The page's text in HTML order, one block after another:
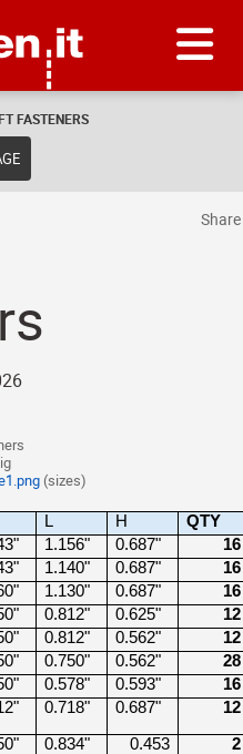
FASTENERS
(sizes)
L H
QTY
1.156" 0.687"
16
1.140" 0.687"
16
1.130" 0.687"
16
0.812" 0.625"
12
0.812" 0.562"
12
0.750" 0.562"
28
0.578" 0.593"
16
0.718" 0.687" 12
0.834" 0.453 2
Share